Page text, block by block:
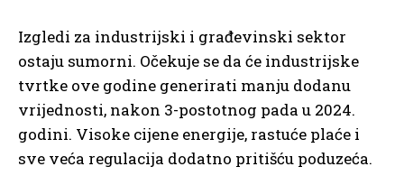
Izgledi za industrijski i građevinski sektor
ostaju sumorni. Očekuje se da će industrijske
tvrtke ove godine generirati manju dodanu
vrijednosti, nakon 3-postotnog pada u 2024.
godini. Visoke cijene energije, rastuće plaće i
sve veća regulacija dodatno pritišću poduzeća.